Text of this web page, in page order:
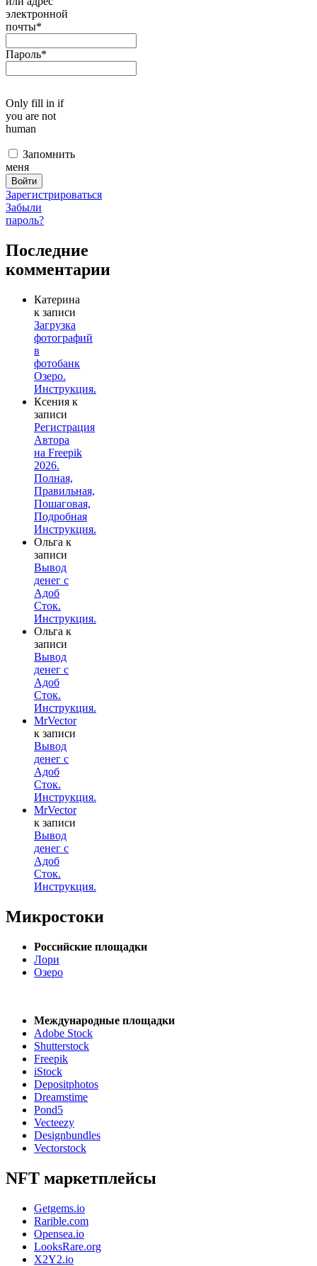
электронной
почты*
Пароль*
Only fill in if
you are not
human
Запомнить
меня
Зарегистрироваться
Забыли
пароль?
Последние
комментарии
Катерина
к записи
Загрузка
фотографий
в
фотобанк
Озеро.
Инструкция.
Ксения к
записи
Регистрация
Автора
на Freepik
2026.
Полная,
Правильная,
Пошаговая,
Подробная
Инструкция.
Ольга к
записи
Вывод
денег с
Адоб
Сток.
Инструкция.
Ольга к
записи
Вывод
денег с
Адоб
Сток.
Инструкция.
MrVector
к записи
Вывод
денег с
Адоб
Сток.
Инструкция.
MrVector
к записи
Вывод
денег с
Адоб
Сток.
Инструкция.
Микростоки
Российские площадки
Лори
Озеро
Международные площадки
Adobe Stock
Shutterstock
Freepik
iStock
Depositphotos
Dreamstime
Pond5
Vecteezy
Designbundles
Vectorstock
NFT маркетплейсы
Getgems.io
Rarible.com
Opensea.io
LooksRare.org
X2Y2.io